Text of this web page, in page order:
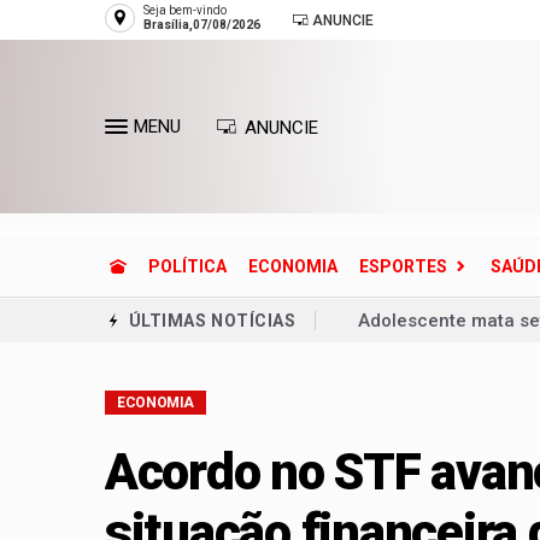
Seja bem-vindo
Brasília,07/08/2026
ANUNCIE
MENU ANUNCIE
POLÍTICA ECONOMIA ESPORTES
ÚLTIMAS NOTÍCIAS
Adolescente mata
Dívida pública
Defesa Civil
ECONOMIA
Acordo no STF